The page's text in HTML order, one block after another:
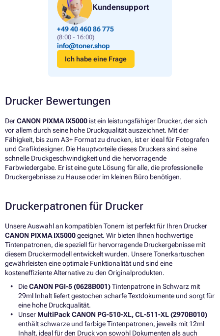
Kundensupport
+49 40 460 86 775
(8:00 - 16:00)
info@toner.shop
Ich habe eine Frage
Drucker Bewertungen
DerCANON PIXMA IX5000 ist ein leistungsfähiger Drucker, der sich
vor allem durch seine hohe Druckqualität auszeichnet. Mit der
Fähigkeit, bis zum A3+ Format zu drucken, ist er ideal für Fotografen
und Grafikdesigner. Die Hauptvorteile dieses Druckers sind seine
schnelle Druckgeschwindigkeit und die hervorragende
Farbwiedergabe. Er ist eine gute Lösung für alle, die professionelle
Druckergebnisse zu Hause oder im kleinen Büro benötigen.
Druckerpatronen für Drucker
Unsere Auswahl an kompatiblen Tonern ist perfekt für Ihren Drucker
CANON PIXMA IX5000geeignet. Wir bieten Ihnen hochwertige
Tintenpatronen, die speziell für hervorragende Druckergebnisse mit
diesem Druckermodell entwickelt wurden. Unsere Tonerkartuschen
gewährleisten eine optimale Funktionalität und sind eine
kosteneffiziente Alternative zu den Originalprodukten.
DieCANON PGI-5 (0628B001)Tintenpatrone in Schwarz mit
29ml Inhalt liefert gestochen scharfe Textdokumente und sorgt für
eine hohe Druckqualität.
Unser MultiPack CANON PG-510-XL, CL-511-XL (2970B010)
enthält schwarze und farbige Tintenpatronen, jeweils mit 12ml
Inhalt, ideal für den Druck von sowohl Dokumenten als auch